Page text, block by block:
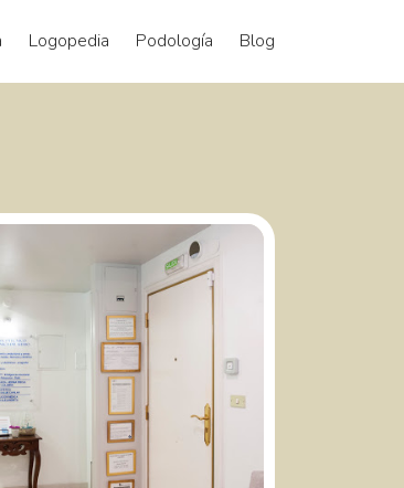
Logopedia Podología Blog